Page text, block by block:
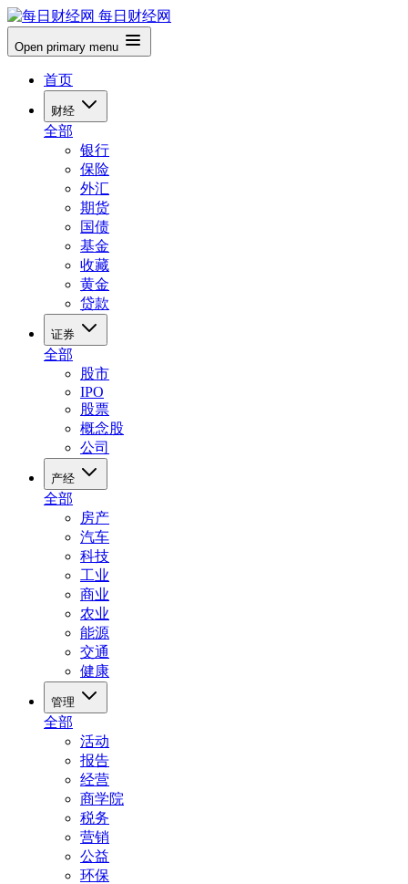
每日财经网
Open primary menu
首页
财经
全部
银行
保险
外汇
期货
国债
基金
收藏
黄金
贷款
证券
全部
股市
IPO
股票
概念股
公司
产经
全部
房产
汽车
科技
工业
商业
农业
能源
交通
健康
管理
全部
活动
报告
经营
商学院
税务
营销
公益
环保